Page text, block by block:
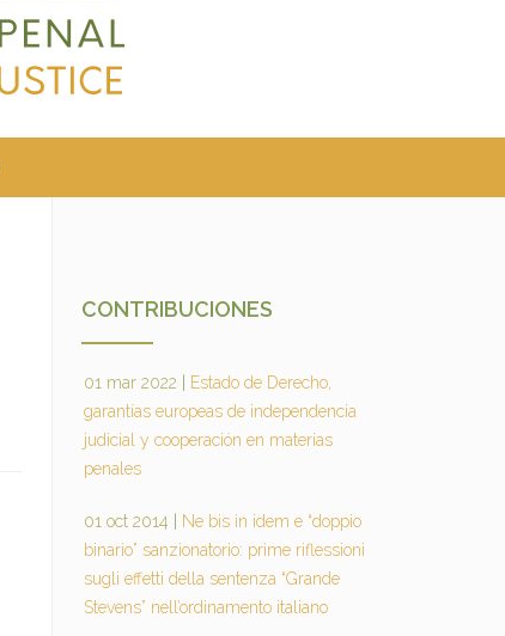
CONTRIBUCIONES
01 mar 2022
Estado de Derecho,
garantías europeas de independencia
judicial y cooperación en materias
penales
01 oct 2014
Ne bis in idem e “doppio
binario” sanzionatorio: prime riflessioni
sugli effetti della sentenza “Grande
Stevens” nell’ordinamento italiano